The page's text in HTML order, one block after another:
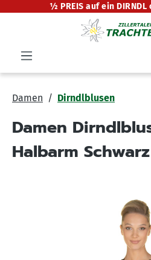
springen
½ PREIS auf ein DIRNDL
Damen Dirndlblusen
Damen
Halbarm Schwarz
Bildergalerie überspringen